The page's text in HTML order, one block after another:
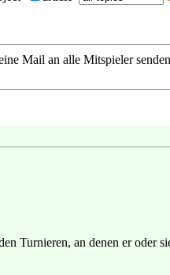
Mail an alle Mitspieler
Turnieren, an denen er oder